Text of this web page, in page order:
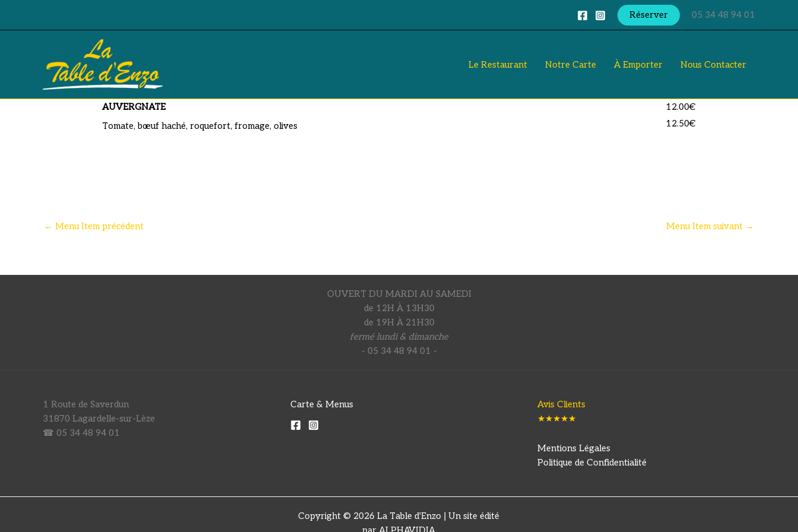
Réserver 05 34 48 94 01
Le Restaurant Notre Carte À Emporter Nous Contacter
AUVERGNATE
AUVERGNATE
12.00€
12.50€
Tomate, bœuf haché, roquefort, fromage, olives
← Menu Item précédent Menu Item suivant →
OUVERT DU MARDI AU SAMEDI
de 12H À 13H30
de 19H À 21H30
fermé lundi & dimanche
- 05 34 48 94 01 -
1 Route de Saverdun
31870 Lagardelle-sur-Lèze
☎ 05 34 48 94 01
Carte & Menus
Avis Clients
★★★★★
Mentions Légales
Politique de Confidentialité
Copyright © 2026 La Table d'Enzo | Un site édité